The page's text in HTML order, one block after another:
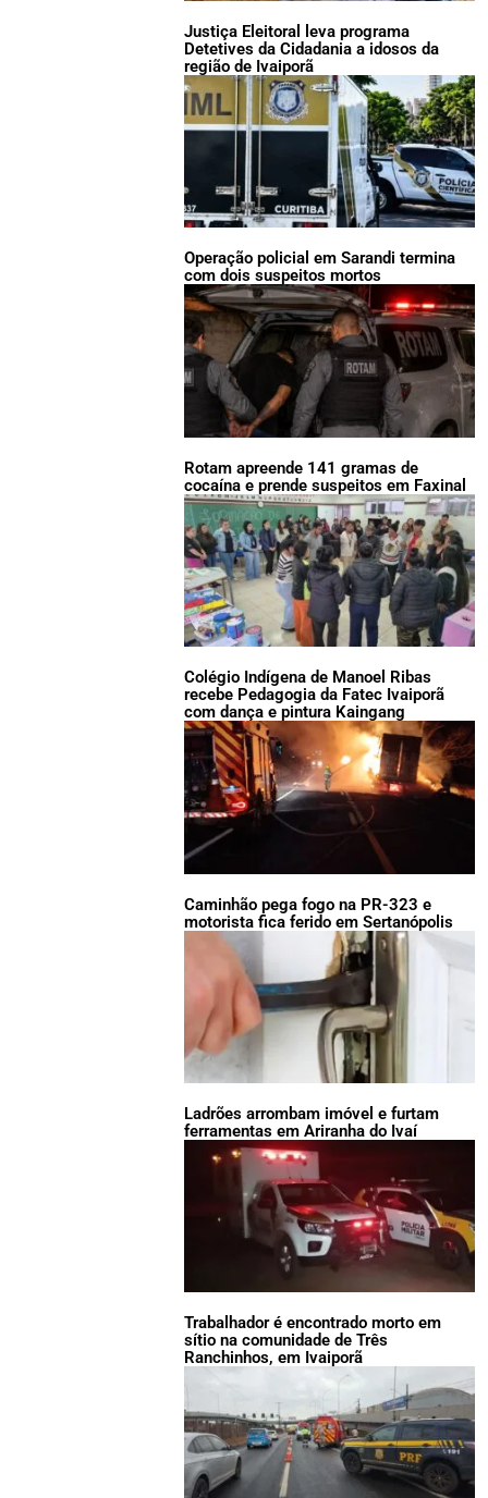
Justiça Eleitoral leva programa
Detetives da Cidadania a idosos da
região de Ivaiporã
Operação policial em Sarandi termina
com dois suspeitos mortos
Rotam apreende 141 gramas de
cocaína e prende suspeitos em Faxinal
Colégio Indígena de Manoel Ribas
recebe Pedagogia da Fatec Ivaiporã
com dança e pintura Kaingang
Caminhão pega fogo na PR-323 e
motorista fica ferido em Sertanópolis
Ladrões arrombam imóvel e furtam
ferramentas em Ariranha do Ivaí
Trabalhador é encontrado morto em
sítio na comunidade de Três
Ranchinhos, em Ivaiporã